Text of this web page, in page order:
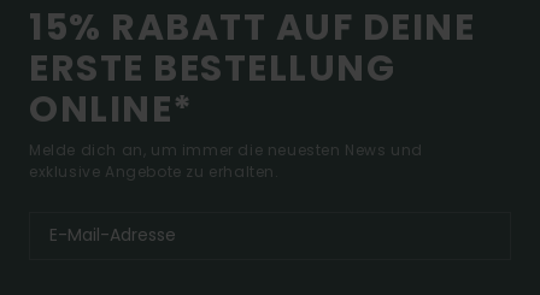
15% RABATT AUF DEINE
ERSTE BESTELLUNG
ONLINE*
Melde dich an, um immer die neuesten News und
exklusive Angebote zu erhalten.